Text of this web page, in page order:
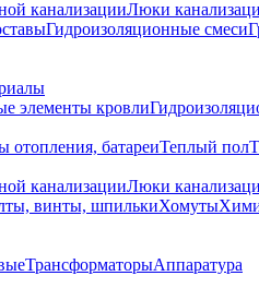
канализацииЛюки
Гидроизоляционные смеси
элементы кровли
отопления, батареиТеплый пол
канализацииЛюки
винты, шпилькиХомуты
ТрансформаторыАппаратура